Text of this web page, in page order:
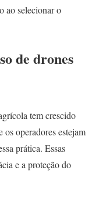
ao selecionar o
de drones
tem crescido
operadores estejam
prática. Essas
e a proteção do